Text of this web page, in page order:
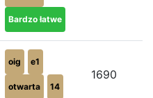
Bardzo łatwe
oig e1
otwarta 14
1690